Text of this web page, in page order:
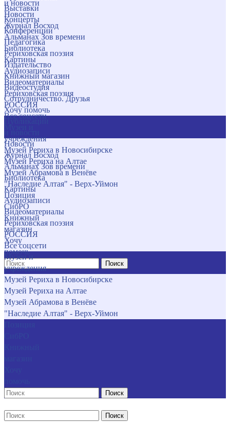
и новости
Новости
Журнал Восход
Альманах Зов времени
Библиотека
Картины
Аудиозаписи
Видеоматериалы
Рериховская поэзия
РОССИЯ
Все соцсети
учреждения
Музей Рериха в Новосибирске
Музей Рериха на Алтае
Музей Абрамова в Венёве
"Наследие Алтая" - Верх-Уймон
Позиция
СибРО
Книжный
магазин
Хочу
помочь
Поиск
Выставки
Концерты
Конференции
Педагогика
Рериховская поэзия
Издательство
Книжный магазин
Видеостудия
Сотрудничество. Друзья
Хочу помочь
Новости
Журнал Восход
Альманах Зов времени
Библиотека
Картины
Аудиозаписи
Видеоматериалы
Рериховская поэзия
РОССИЯ
Все соцсети
Музеи и
учреждения
Музей Рериха в Новосибирске
Музей Рериха на Алтае
Музей Абрамова в Венёве
"Наследие Алтая" - Верх-Уймон
Поиск
Поиск